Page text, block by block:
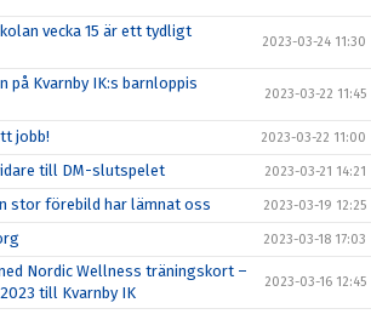
vecka 15 är ett tydligt
2023-03-24 11:30
på Kvarnby IK:s barnloppis
2023-03-22 11:45
jobb! 2023-03-22 11:00
till DM-slutspelet 2023-03-21 14:21
stor förebild har lämnat oss 2023-03-19 12:25
2023-03-18 17:03
Nordic Wellness träningskort –
till Kvarnby IK
2023-03-16 12:45